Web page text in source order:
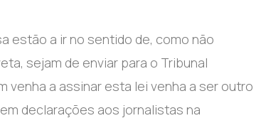
estão a ir no sentido de, como não
sejam de enviar para o Tribunal
venha a assinar esta lei venha a ser outro
declarações aos jornalistas na